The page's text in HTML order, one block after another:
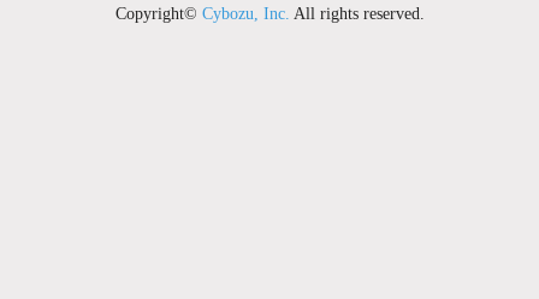
Copyright© Cybozu, Inc. All rights reserved.